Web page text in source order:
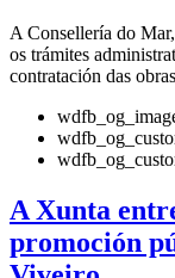
A Consellería do
os trámites
contratación das
A Xunta
promoción